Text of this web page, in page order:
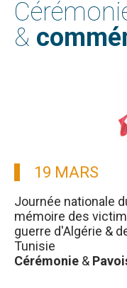
&
19 MARS
Journée nationale
mémoire des
guerre d'Algérie &
Tunisie
Cérémonie &